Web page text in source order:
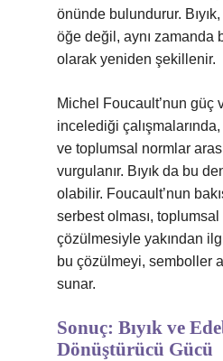
önünde bulundurur.
öğe değil, aynı zamanda
olarak yeniden şekillenir.
Michel Foucault’nun güç
incelediği
ve toplumsal normlar
vurgulanır. Bıyık da bu
olabilir. Foucault’nun
serbest olması,
çözülmesiyle yakından
bu çözülmeyi, semboller
sunar.
Sonuç: Bıyık ve
Dönüştürücü Gücü